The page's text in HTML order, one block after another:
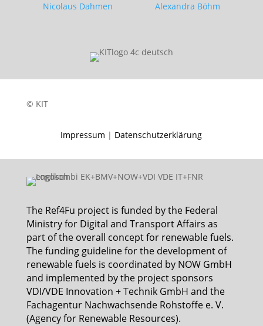
Nicolaus Dahmen Alexandra Böhm
© KIT
Impressum | Datenschutzerklärung
The Ref4Fu project is funded by the Federal
Ministry for Digital and Transport Affairs as
part of the overall concept for renewable fuels.
The funding guideline for the development of
renewable fuels is coordinated by NOW GmbH
and implemented by the project sponsors
VDI/VDE Innovation + Technik GmbH and the
Fachagentur Nachwachsende Rohstoffe e. V.
(Agency for Renewable Resources).